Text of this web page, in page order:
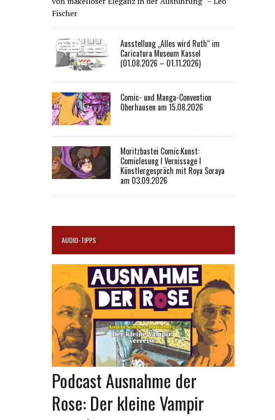
Fischer
Ausstellung „Alles wird Ruth“ im
Caricatura Museum Kassel
(01.08.2026 – 01.11.2026)
Comic- und Manga-Convention
Oberhausen am 15.08.2026
Moritzbastei Comic:Kunst:
Comiclesung I Vernissage I
Künstlergespräch mit Roya Soraya
am 03.09.2026
AUDIO-TIPPS
Podcast Ausnahme der
Rose: Der kleine Vampir